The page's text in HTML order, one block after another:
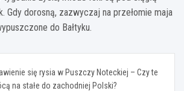
Gdy dorosną, zazwyczaj na przełomie maja
do Bałtyku.
się rysia w Puszczy Noteckiej – Czy te
na stałe do zachodniej Polski?